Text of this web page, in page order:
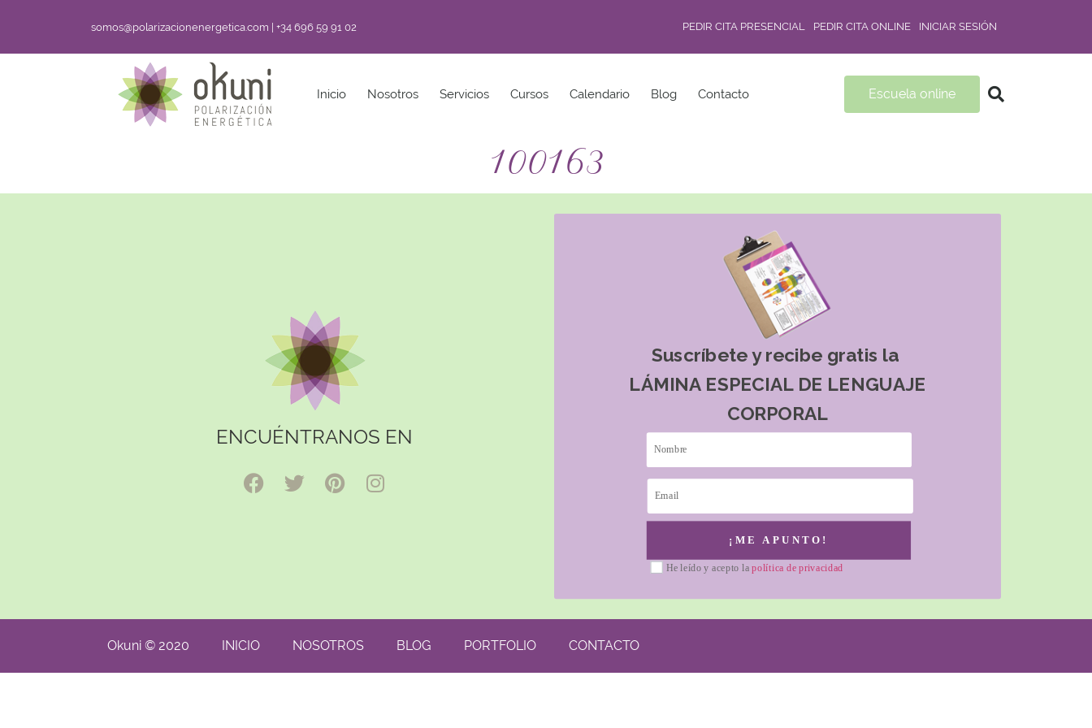
somos@polarizacionenergetica.com | +34 696 59 91 02 PEDIR CITA PRESENCIAL PEDIR CITA ONLINE INICIAR SESIÓN
Inicio Nosotros Servicios Cursos Calendario Blog Contacto Escuela online
100163
ENCUÉNTRANOS EN
Suscríbete y recibe gratis la
LÁMINA ESPECIAL DE LENGUAJE
CORPORAL
He leído y acepto lapolítica de privacidad
¡ME APUNTO!
Okuni © 2020 INICIO NOSOTROS BLOG PORTFOLIO CONTACTO